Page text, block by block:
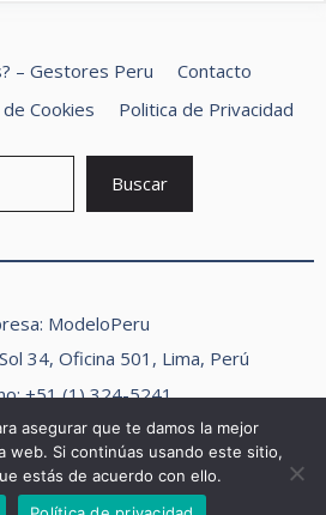
– Gestores Peru
Contacto
Cookies Politica de Privacidad
Buscar
ModeloPeru
34, Oficina 501, Lima, Perú
+51 (1) 324-5241
info@modeloperu.com
a Viernes, 9:00 am – 6:00 pm
asegurar que te damos la mejor
web. Si continúas usando este sitio,
estás de acuerdo con ello.